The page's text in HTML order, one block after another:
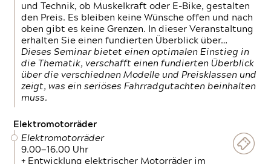
und Technik, ob Muskelkraft oder E-Bike, gestalten
den Preis. Es bleiben keine Wünsche offen und nach
oben gibt es keine Grenzen. In dieser Veranstaltung
erhalten Sie einen fundierten Überblick über…
Dieses Seminar bietet einen optimalen Einstieg in
die Thematik, verschafft einen fundierten Überblick
über die verschiednen Modelle und Preisklassen und
zeigt, was ein seriöses Fahrradgutachten beinhalten
muss.
Elektromotorräder
Elektromotorräder
9.00—16.00 Uhr
+ Entwicklung elektrischer Motorräder im